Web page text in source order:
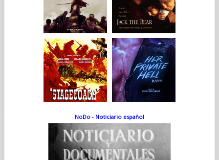
NoDo - Noticiario español